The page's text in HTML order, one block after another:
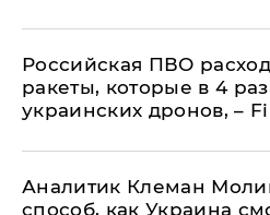
Российская ПВО
ракеты, которые в 4
украинских дронов, –
Аналитик Клеман
способ, как Украина